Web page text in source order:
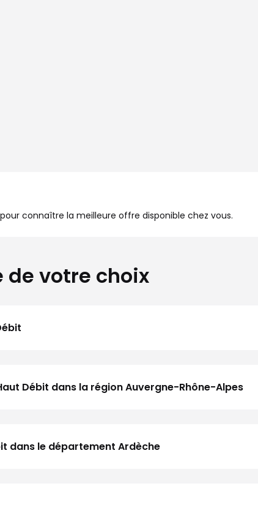
connaître la meilleure offre disponible chez vous.
de votre choix
Débit dans la région Auvergne-Rhône-Alpes
dans le département Ardèche